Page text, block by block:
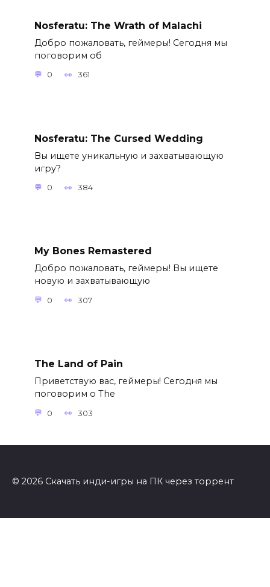
Nosferatu: The Wrath of Malachi
Добро пожаловать, геймеры! Сегодня мы
поговорим об
0 361
Nosferatu: The Cursed Wedding
Вы ищете уникальную и захватывающую
игру?
0 384
My Bones Remastered
Добро пожаловать, геймеры! Вы ищете
новую и захватывающую
0 307
The Land of Pain
Приветствую вас, геймеры! Сегодня мы
поговорим о The
0 303
© 2026 Скачать инди-игры на ПК через торрент